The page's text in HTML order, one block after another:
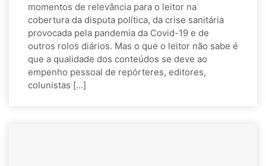
momentos de relevância para o leitor na
cobertura da disputa política, da crise sanitária
provocada pela pandemia da Covid-19 e de
outros rolos diários. Mas o que o leitor não sabe é
que a qualidade dos conteúdos se deve ao
empenho pessoal de repórteres, editores,
colunistas […]